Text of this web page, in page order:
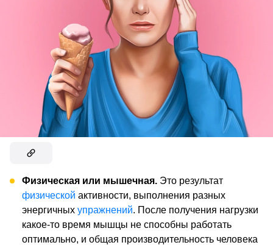
Физическая или мышечная. Это результат
физической активности, выполнения разных
энергичных упражнений. После получения нагрузки
какое-то время мышцы не способны работать
оптимально, и общая производительность человека